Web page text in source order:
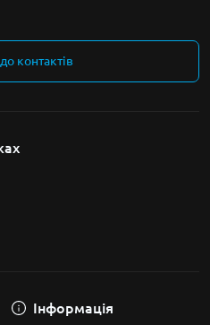
контактів
Інформація